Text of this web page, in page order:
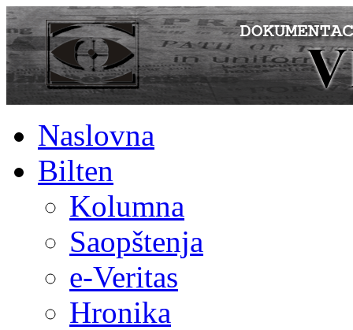
Naslovna
Bilten
Kolumna
Saopštenja
e-Veritas
Hronika